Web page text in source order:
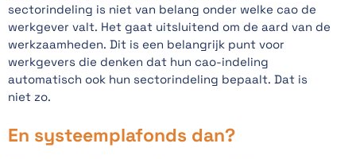
sectorindeling is niet van belang onder welke cao de
werkgever valt. Het gaat uitsluitend om de aard van de
werkzaamheden. Dit is een belangrijk punt voor
werkgevers die denken dat hun cao-indeling
automatisch ook hun sectorindeling bepaalt. Dat is
niet zo.
En systeemplafonds dan?